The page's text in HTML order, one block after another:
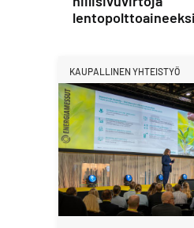
lentopolttoaineeksi
KAUPALLINEN YHTEISTYÖ